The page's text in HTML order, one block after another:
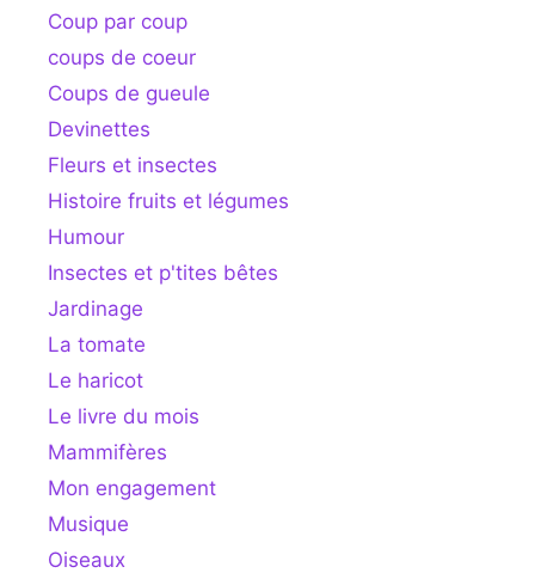
Coup par coup
coups de coeur
Coups de gueule
Devinettes
Fleurs et insectes
Histoire fruits et légumes
Humour
Insectes et p'tites bêtes
Jardinage
La tomate
Le haricot
Le livre du mois
Mammifères
Mon engagement
Musique
Oiseaux